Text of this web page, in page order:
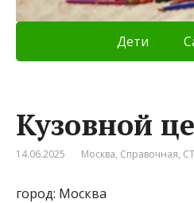
Дети
Кузовной
14.06.2025 Москва, Справочная,
город: Москва